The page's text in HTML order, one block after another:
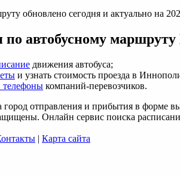
обновлено сегодня и актуально на
автобусному
движения автобуса;
и узнать стоимость проезда в
телефоны компаний-перевозчиков.
город отправления и прибытия в форме
Онлайн сервис поиска
| Карта сайта